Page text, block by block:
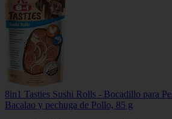
8in1 Tasties Sushi Rolls - Bocadillo para
Bacalao y pechuga de Pollo, 85 g